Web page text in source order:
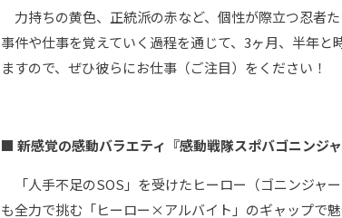
力持ちの黄色、正統派の赤など、個性が際立つ忍者
事件や仕事を覚えていく過程を通じて、3ヶ月、半年
ますので、ぜひ彼らにお仕事（ご注目）をください！
■ 新感覚の感動バラエティ『感動戦隊スポバゴニンジ
「人手不足のSOS」を受けたヒーロー（ゴニンジャ
も全力で挑む「ヒーロー×アルバイト」のギャップで魅